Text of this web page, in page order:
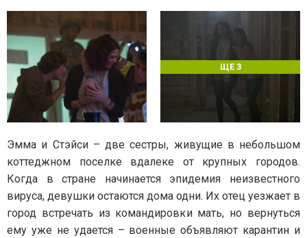
ЩЕ 3
Эмма и Стэйси – две сестры, живущие в небольшом
коттеджном поселке вдалеке от крупных городов.
Когда в стране начинается эпидемия неизвестного
вируса, девушки остаются дома одни. Их отец уезжает в
город встречать из командировки мать, но вернуться
ему уже не удается – военные объявляют карантин и